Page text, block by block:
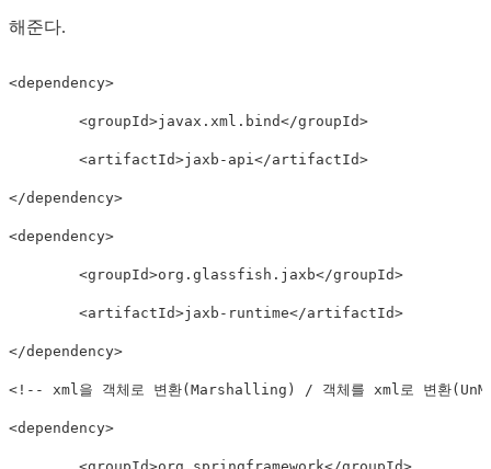
해준다.
<dependency>
<groupId>javax.xml.bind</groupId>
<artifactId>jaxb-api</artifactId>
</dependency>
<dependency>
<groupId>org.glassfish.jaxb</groupId>
<artifactId>jaxb-runtime</artifactId>
</dependency>
<!-- xml을 객체로 변환(Marshalling) / 객체를 xml로 변환
<dependency>